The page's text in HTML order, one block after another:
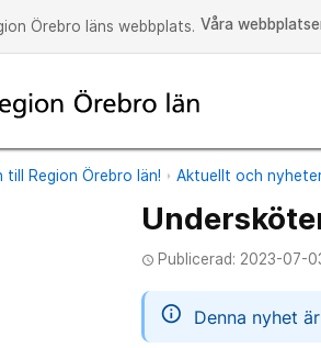
Örebro läns webbplats. Våra
till Region Örebro län! Aktuellt och
access_time Publicerad: 2023-07-
Denna nyhet